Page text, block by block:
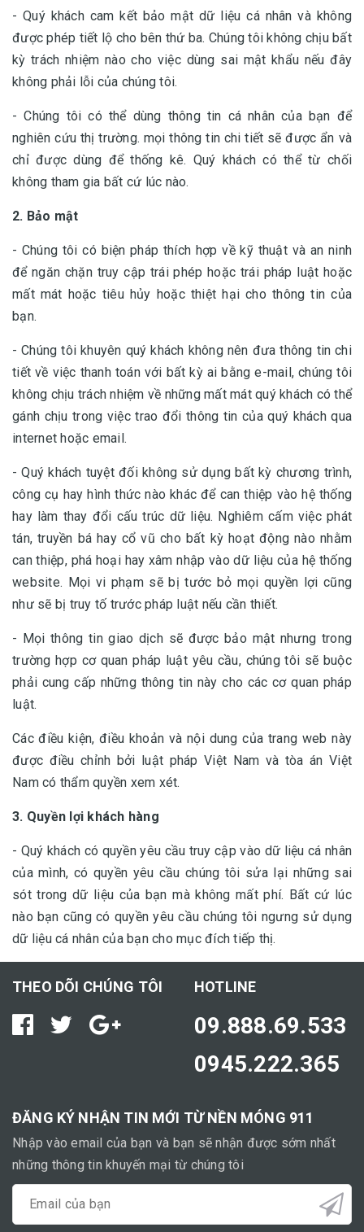
- Quý khách cam kết bảo mật dữ liệu cá nhân và không
được phép tiết lộ cho bên thứ ba. Chúng tôi không chịu bất
kỳ trách nhiệm nào cho việc dùng sai mật khẩu nếu đây
không phải lỗi của chúng tôi.
- Chúng tôi có thể dùng thông tin cá nhân của bạn để
nghiên cứu thị trường. mọi thông tin chi tiết sẽ được ẩn và
chỉ được dùng để thống kê. Quý khách có thể từ chối
không tham gia bất cứ lúc nào.
2. Bảo mật
- Chúng tôi có biện pháp thích hợp về kỹ thuật và an ninh
để ngăn chặn truy cập trái phép hoặc trái pháp luật hoặc
mất mát hoặc tiêu hủy hoặc thiệt hại cho thông tin của
bạn.
- Chúng tôi khuyên quý khách không nên đưa thông tin chi
tiết về việc thanh toán với bất kỳ ai bằng e-mail, chúng tôi
không chịu trách nhiệm về những mất mát quý khách có thể
gánh chịu trong việc trao đổi thông tin của quý khách qua
internet hoặc email.
- Quý khách tuyệt đối không sử dụng bất kỳ chương trình,
công cụ hay hình thức nào khác để can thiệp vào hệ thống
hay làm thay đổi cấu trúc dữ liệu. Nghiêm cấm việc phát
tán, truyền bá hay cổ vũ cho bất kỳ hoạt động nào nhằm
can thiệp, phá hoại hay xâm nhập vào dữ liệu của hệ thống
website. Mọi vi phạm sẽ bị tước bỏ mọi quyền lợi cũng
như sẽ bị truy tố trước pháp luật nếu cần thiết.
- Mọi thông tin giao dịch sẽ được bảo mật nhưng trong
trường hợp cơ quan pháp luật yêu cầu, chúng tôi sẽ buộc
phải cung cấp những thông tin này cho các cơ quan pháp
luật.
Các điều kiện, điều khoản và nội dung của trang web này
được điều chỉnh bởi luật pháp Việt Nam và tòa án Việt
Nam có thẩm quyền xem xét.
3. Quyền lợi khách hàng
- Quý khách có quyền yêu cầu truy cập vào dữ liệu cá nhân
của mình, có quyền yêu cầu chúng tôi sửa lại những sai
sót trong dữ liệu của bạn mà không mất phí. Bất cứ lúc
nào bạn cũng có quyền yêu cầu chúng tôi ngưng sử dụng
dữ liệu cá nhân của bạn cho mục đích tiếp thị.
THEO DÕI CHÚNG TÔI HOTLINE
09.888.69.533
0945.222.365
ĐĂNG KÝ NHẬN TIN MỚI TỪ NỀN MÓNG 911
Nhập vào email của bạn và bạn sẽ nhận được sớm nhất
những thông tin khuyến mại từ chúng tôi